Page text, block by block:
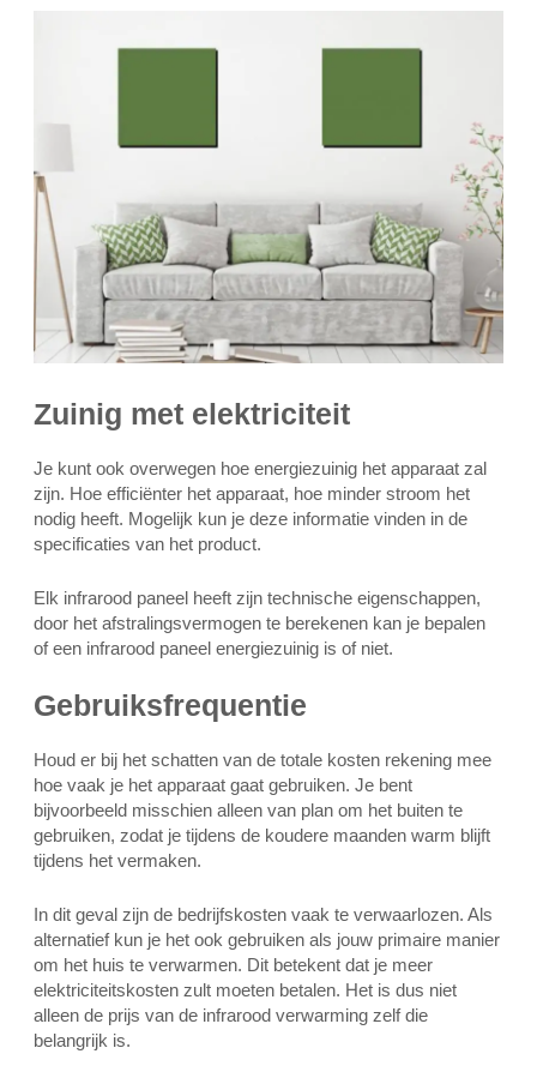
Zuinig met elektriciteit
Je kunt ook overwegen hoe energiezuinig het apparaat zal
zijn. Hoe efficiënter het apparaat, hoe minder stroom het
nodig heeft. Mogelijk kun je deze informatie vinden in de
specificaties van het product.
Elk infrarood paneel heeft zijn technische eigenschappen,
door het afstralingsvermogen te berekenen kan je bepalen
of een infrarood paneel energiezuinig is of niet.
Gebruiksfrequentie
Houd er bij het schatten van de totale kosten rekening mee
hoe vaak je het apparaat gaat gebruiken. Je bent
bijvoorbeeld misschien alleen van plan om het buiten te
gebruiken, zodat je tijdens de koudere maanden warm blijft
tijdens het vermaken.
In dit geval zijn de bedrijfskosten vaak te verwaarlozen. Als
alternatief kun je het ook gebruiken als jouw primaire manier
om het huis te verwarmen. Dit betekent dat je meer
elektriciteitskosten zult moeten betalen. Het is dus niet
alleen de prijs van de infrarood verwarming zelf die
belangrijk is.